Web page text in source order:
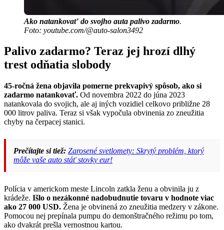
Ako natankovať do svojho auta palivo zadarmo.
Foto: youtube.com/@auto-salon3492
Palivo zadarmo? Teraz jej hrozí dlhý
trest odňatia slobody
45-ročná žena objavila pomerne prekvapivý spôsob, ako si
zadarmo natankovať. Od novembra 2022 do júna 2023
natankovala do svojich, ale aj iných vozidiel celkovo približne 28
000 litrov paliva. Teraz si však vypočula obvinenia zo zneužitia
chyby na čerpacej stanici.
Prečítajte si tiež: Zarosené svetlomety: Skrytý problém, ktorý
môže vaše auto stáť stovky eur!
Polícia v americkom meste Lincoln zatkla ženu a obvinila ju z
krádeže. Išlo o nezákonné nadobudnutie tovaru v hodnote viac
ako 27 000 USD. Žena je obvinená zo zneužitia medzery v zákone.
Pomocou nej prepínala pumpu do demonštračného režimu po tom,
ako dvakrát prešla vernostnou kartou.